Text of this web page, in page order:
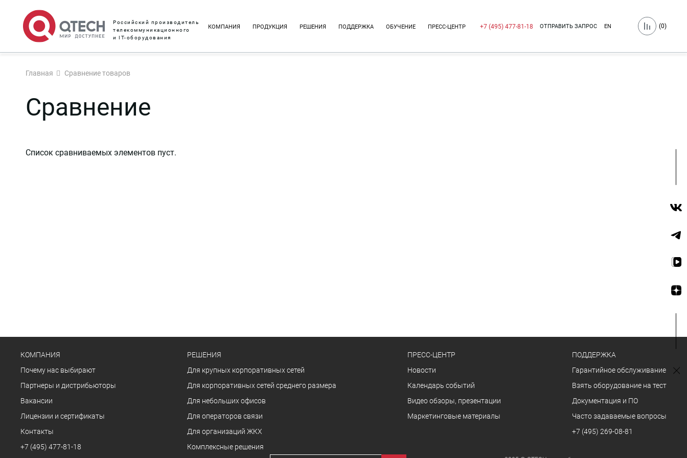
Российский производитель
телекоммуникационного
и IT-оборудования
КОМПАНИЯ ПРОДУКЦИЯ РЕШЕНИЯ ПОДДЕРЖКА ОБУЧЕНИЕ ПРЕСС-ЦЕНТР +7 (495) 477-81-18 ОТПРАВИТЬ ЗАПРОС EN (0)
Главная Сравнение товаров
Сравнение
Список сравниваемых элементов пуст.
КОМПАНИЯ
Почему нас выбирают
Партнеры и дистрибьюторы
Вакансии
Лицензии и сертификаты
Контакты
+7 (495) 477-81-18
РЕШЕНИЯ
Для крупных корпоративных сетей
Для корпоративных сетей среднего размера
Для небольших офисов
Для операторов связи
Для организаций ЖКХ
Комплексные решения
ПРЕСС-ЦЕНТР
Новости
Календарь событий
Видео обзоры, презентации
Маркетинговые материалы
ПОДДЕРЖКА
Гарантийное обслуживание
Взять оборудование на тест
Документация и ПО
Часто задаваемые вопросы
+7 (495) 269-08-81